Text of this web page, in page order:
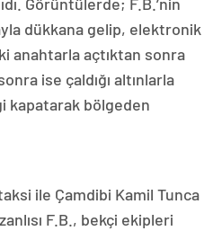
dükkana gelip, elektronik
anahtarla açtıktan sonra
ise çaldığı altınlarla
kapatarak bölgeden
ile Çamdibi Kamil Tunca
F.B., bekçi ekipleri